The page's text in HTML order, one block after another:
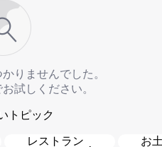
りませんでした。
試しください。
トピック
レストラン お